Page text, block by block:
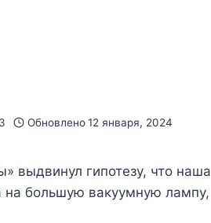
Обновлено 12 января, 2024
выдвинул гипотезу, что наша
на большую вакуумную лампу,